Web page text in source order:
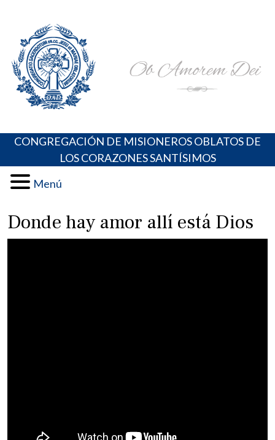
content
Portal de los Padres Oblatos. Advocaciones Marianas,
Oraciones, Música religiosa y más
CONGREGACIÓN DE MISIONEROS OBLATOS DE
LOS CORAZONES SANTÍSIMOS
Menú
Donde hay amor allí está Dios